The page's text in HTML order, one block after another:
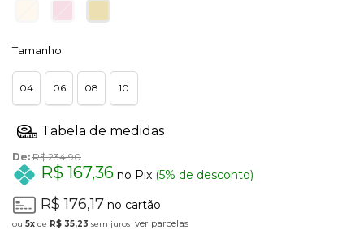
Tamanho:
04 06 08 10
De: R$ 234,90
R$ 167,36 no Pix (5% de desconto)
R$ 176,17 no cartão
5x de R$ 35,23 sem juros ver parcelas